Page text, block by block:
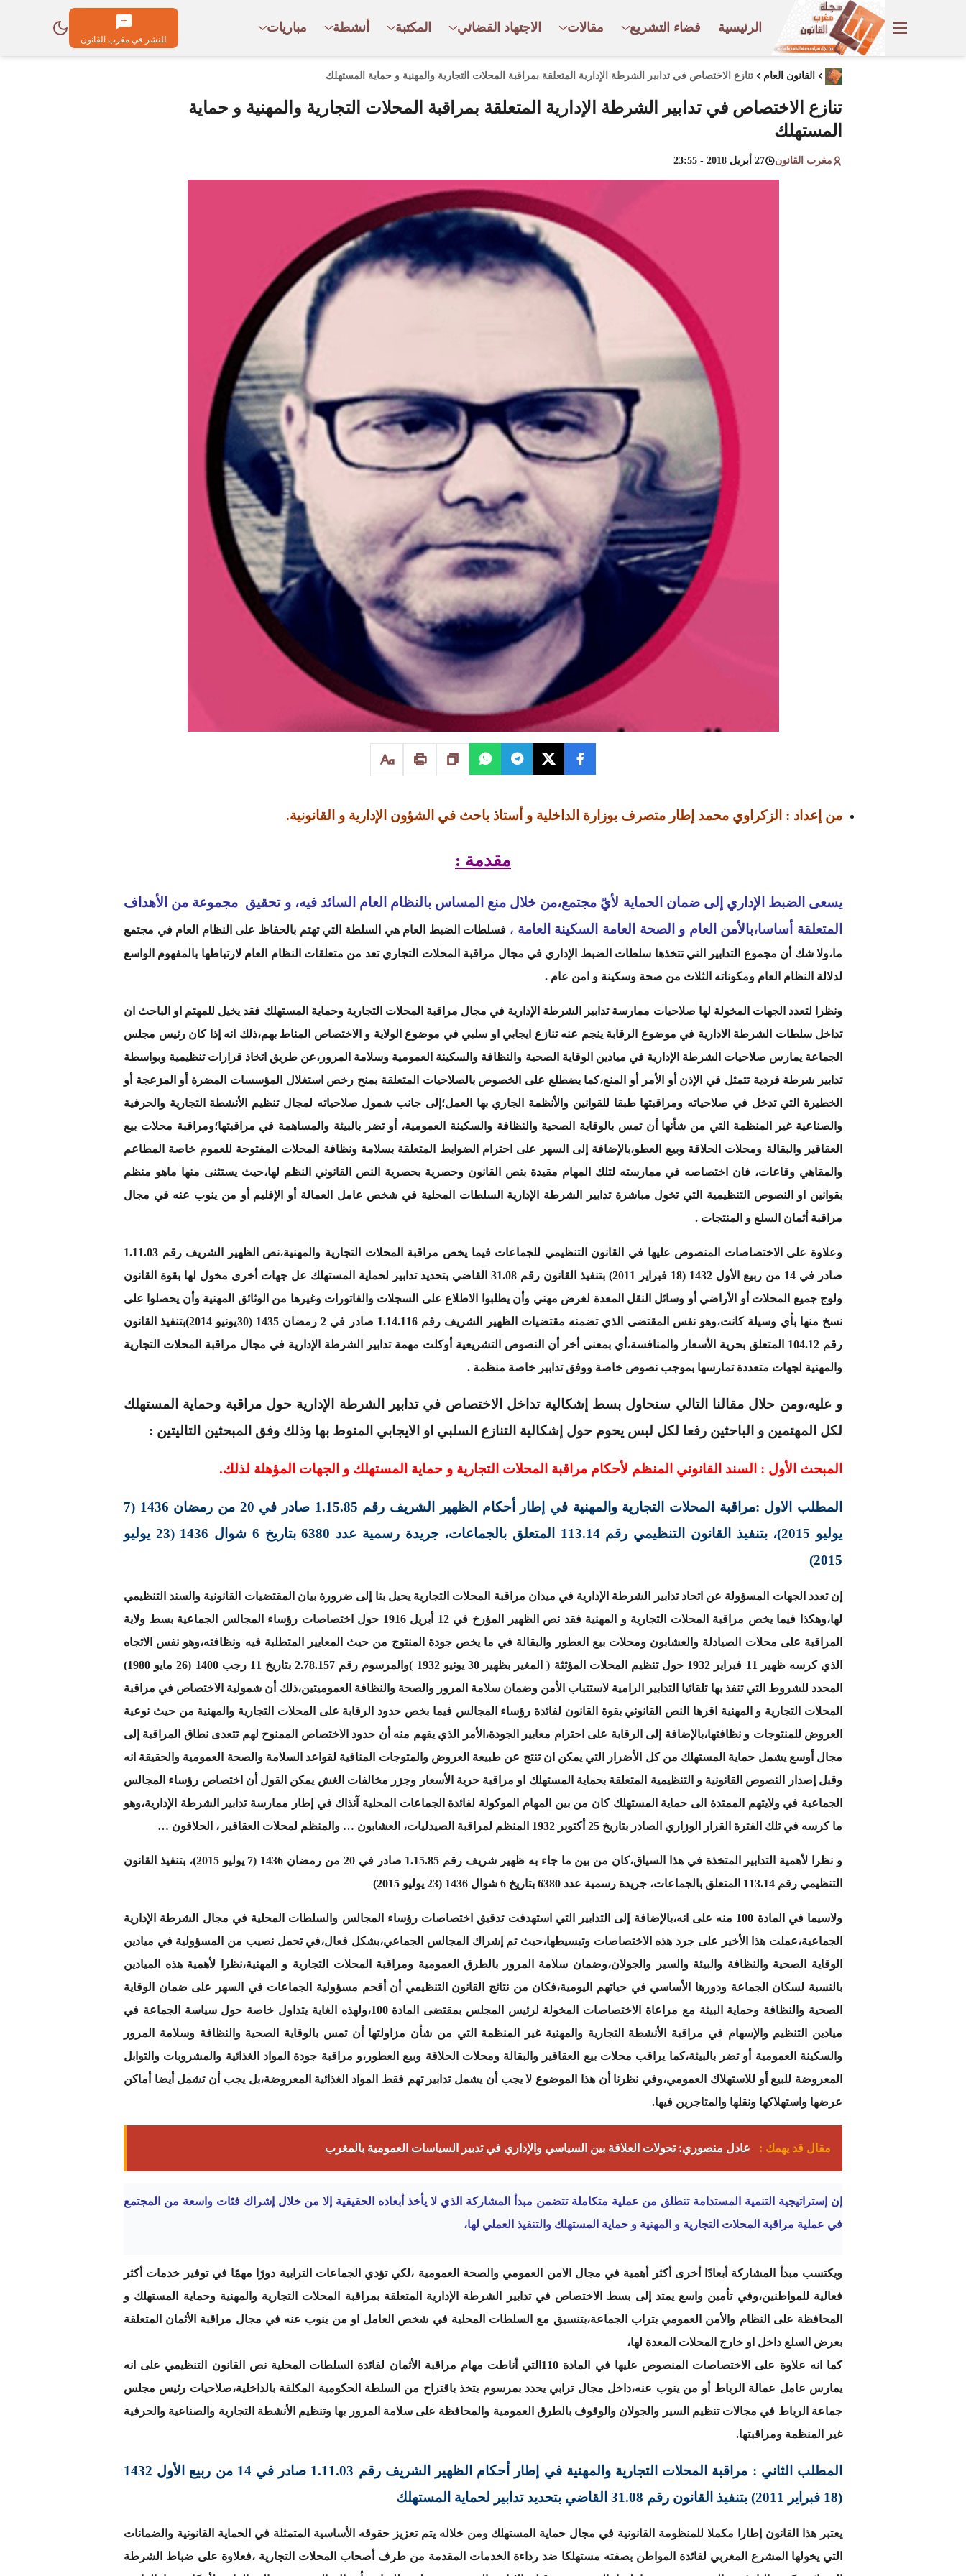
الرئيسية فضاء التشريع مقالات الاجتهاد القضائي المكتبة أنشطة مباريات
للنشر في مغرب القانون
القانون العام تنازع الاختصاص في تدابير الشرطة الإدارية المتعلقة بمراقبة المحلات التجارية والمهنية و حماية المستهلك
تنازع الاختصاص في تدابير الشرطة الإدارية المتعلقة بمراقبة المحلات التجارية والمهنية و حماية
المستهلك
مغرب القانون 27 أبريل 2018 - 23:55
من إعداد : الزكراوي محمد إطار متصرف بوزارة الداخلية و أستاذ باحث في الشؤون الإدارية و القانونية.
مقدمة :
يسعى الضبط الإداري إلى ضمان الحماية لأيّ مجتمع،من خلال منع المساس بالنظام العام السائد فيه، و تحقيق مجموعة من الأهداف
المتعلقة أساسا،بالأمن العام و الصحة العامة السكينة العامة ، فسلطات الضبط العام هي السلطة التي تهتم بالحفاظ على النظام العام في مجتمع
ما،ولا شك أن مجموع التدابير الني تتخذها سلطات الضبط الإداري في مجال مراقبة المحلات التجاري تعد من متعلقات النظام العام لارتباطها بالمفهوم الواسع
لدلالة النظام العام ومكوناته الثلاث من صحة وسكينة و امن عام .
ونظرا لتعدد الجهات المخولة لها صلاحيات ممارسة تدابير الشرطة الإدارية في مجال مراقبة المحلات التجارية وحماية المستهلك فقد يخيل للمهتم او الباحث ان
تداخل سلطات الشرطة الادارية في موضوع الرقابة ينجم عنه تنازع ايجابي او سلبي في موضوع الولاية و الاختصاص المناط بهم،ذلك انه إذا كان رئيس مجلس
الجماعة يمارس صلاحيات الشرطة الإدارية في ميادين الوقاية الصحية والنظافة والسكينة العمومية وسلامة المرور،عن طريق اتخاذ قرارات تنظيمية وبواسطة
تدابير شرطة فردية تتمثل في الإذن أو الأمر أو المنع،كما يضطلع على الخصوص بالصلاحيات المتعلقة بمنح رخص استغلال المؤسسات المضرة أو المزعجة أو
الخطيرة التي تدخل في صلاحياته ومراقبتها طبقا للقوانين والأنظمة الجاري بها العمل؛إلى جانب شمول صلاحياته لمجال تنظيم الأنشطة التجارية والحرفية
والصناعية غير المنظمة التي من شأنها أن تمس بالوقاية الصحية والنظافة والسكينة العمومية، أو تضر بالبيئة والمساهمة في مراقبتها؛ومراقبة محلات بيع
العقاقير والبقالة ومحلات الحلاقة وبيع العطو،بالإضافة إلى السهر على احترام الضوابط المتعلقة بسلامة ونظافة المحلات المفتوحة للعموم خاصة المطاعم
والمقاهي وقاعات، فان اختصاصه في ممارسته لتلك المهام مقيدة بنص القانون وحصرية بحصرية النص القانوني النظم لها،حيث يستثنى منها ماهو منظم
بقوانين او النصوص التنظيمية التي تخول مباشرة تدابير الشرطة الإدارية السلطات المحلية في شخص عامل العمالة أو الإقليم أو من ينوب عنه في مجال
مراقبة أثمان السلع و المنتجات .
وعلاوة على الاختصاصات المنصوص عليها في القانون التنظيمي للجماعات فيما يخص مراقبة المحلات التجارية والمهنية،نص الظهير الشريف رقم 1.11.03
صادر في 14 من ربيع الأول 1432 (18 فبراير 2011) بتنفيذ القانون رقم 31.08 القاضي بتحديد تدابير لحماية المستهلك عل جهات أخرى مخول لها بقوة القانون
ولوج جميع المحلات أو الأراضي أو وسائل النقل المعدة لغرض مهني وأن يطلبوا الاطلاع على السجلات والفاتورات وغيرها من الوثائق المهنية وأن يحصلوا على
نسخ منها بأي وسيلة كانت،وهو نفس المقتضى الذي تضمنه مقتضيات الظهير الشريف رقم 1.14.116 صادر في 2 رمضان 1435 (30يونيو 2014)بتنفيذ القانون
رقم 104.12 المتعلق بحرية الأسعار والمنافسة،أي بمعنى أخر أن النصوص التشريعية أوكلت مهمة تدابير الشرطة الإدارية في مجال مراقبة المحلات التجارية
والمهنية لجهات متعددة تمارسها بموجب نصوص خاصة ووفق تدابير خاصة منظمة .
و عليه،ومن حلال مقالنا التالي سنحاول بسط إشكالية تداخل الاختصاص في تدابير الشرطة الإدارية حول مراقبة وحماية المستهلك
لكل المهتمين و الباحثين رفعا لكل لبس يحوم حول إشكالية التنازع السلبي او الايجابي المنوط بها وذلك وفق المبحثين التاليتين :
المبحث الأول : السند القانوني المنظم لأحكام مراقبة المحلات التجارية و حماية المستهلك و الجهات المؤهلة لذلك.
المطلب الاول :مراقبة المحلات التجارية والمهنية في إطار أحكام الظهير الشريف رقم 1.15.85 صادر في 20 من رمضان 1436 (7
يوليو 2015)، بتنفيذ القانون التنظيمي رقم 113.14 المتعلق بالجماعات، جريدة رسمية عدد 6380 بتاريخ 6 شوال 1436 (23 يوليو
2015)
إن تعدد الجهات المسؤولة عن اتحاد تدابير الشرطة الإدارية في ميدان مراقبة المحلات التجارية يحيل بنا إلى ضرورة بيان المقتضيات القانونية والسند التنظيمي
لها،وهكذا فيما يخص مراقبة المحلات التجارية و المهنية فقد نص الظهير المؤرخ في 12 أبريل 1916 حول اختصاصات رؤساء المجالس الجماعية بسط ولاية
المراقبة على محلات الصيادلة والعشابون ومحلات بيع العطور والبقالة في ما يخص جودة المنتوج من حيث المعايير المتطلبة فيه ونظافته،وهو نفس الاتجاه
الذي كرسه ظهير 11 فبراير 1932 حول تنظيم المحلات المؤثثة ( المغير بظهير 30 يونيو 1932 )والمرسوم رقم 2.78.157 بتاريخ 11 رجب 1400 (26 مايو 1980)
المحدد للشروط التي تنفذ بها تلقائيا التدابير الرامية لاستتباب الأمن وضمان سلامة المرور والصحة والنظافة العموميتين،ذلك أن شمولية الاختصاص في مراقبة
المحلات التجارية و المهنية اقرها النص القانوني بقوة القانون لفائدة رؤساء المجالس فيما بخص حدود الرقابة على المحلات التجارية والمهنية من حيث نوعية
العروض للمنتوجات و نظافتها،بالإضافة إلى الرقابة على احترام معايير الجودة،الأمر الذي يفهم منه أن حدود الاختصاص الممنوح لهم تتعدى نطاق المراقبة إلى
مجال أوسع يشمل حماية المستهلك من كل الأضرار التي يمكن ان تنتج عن طبيعة العروض والمتوجات المنافية لقواعد السلامة والصحة العمومية والحقيقة انه
وقبل إصدار النصوص القانونية و التنظيمية المتعلقة بحماية المستهلك او مراقبة حرية الأسعار وجزر مخالفات الغش يمكن القول أن اختصاص رؤساء المجالس
الجماعية في ولايتهم الممتدة الى حماية المستهلك كان من بين المهام الموكولة لفائدة الجماعات المحلية آنذاك في إطار ممارسة تدابير الشرطة الإدارية،وهو
ما كرسه في تلك الفترة القرار الوزاري الصادر بتاريخ 25 أكتوبر 1932 المنظم لمراقبة الصيدليات، العشابون … والمنظم لمحلات العقاقير ، الحلاقون …
و نظرا لأهمية التدابير المتخذة في هذا السياق،كان من بين ما جاء به ظهير شريف رقم 1.15.85 صادر في 20 من رمضان 1436 (7 يوليو 2015)، بتنفيذ القانون
التنظيمي رقم 113.14 المتعلق بالجماعات، جريدة رسمية عدد 6380 بتاريخ 6 شوال 1436 (23 يوليو 2015)
ولاسيما في المادة 100 منه على انه،بالإضافة إلى التدابير التي استهدفت تدقيق اختصاصات رؤساء المجالس والسلطات المحلية في مجال الشرطة الإدارية
الجماعية،عملت هذا الأخير على جرد هذه الاختصاصات وتبسيطها،حيث تم إشراك المجالس الجماعي،بشكل فعال،في تحمل نصيب من المسؤولية في ميادين
الوقاية الصحية والنظافة والبيئة والسير والجولان،وضمان سلامة المرور بالطرق العمومية ومراقبة المحلات التجارية و المهنية،نظرا لأهمية هذه الميادين
بالنسبة لسكان الجماعة ودورها الأساسي في حياتهم اليومية،فكان من نتائج القانون التنظيمي أن أقحم مسؤولية الجماعات في السهر على ضمان الوقاية
الصحية والنظافة وحماية البيئة مع مراعاة الاختصاصات المخولة لرئيس المجلس بمقتضى المادة 100،ولهذه الغاية يتداول خاصة حول سياسة الجماعة في
ميادين التنظيم والإسهام في مراقبة الأنشطة التجارية والمهنية غير المنظمة التي من شأن مزاولتها أن تمس بالوقاية الصحية والنظافة وسلامة المرور
والسكينة العمومية أو تضر بالبيئة،كما يراقب محلات بيع العقاقير والبقالة ومحلات الحلاقة وبيع العطور،و مراقبة جودة المواد الغذائية والمشروبات والتوابل
المعروضة للبيع أو للاستهلاك العمومي،وفي نظرنا أن هذا الموضوع لا يجب أن يشمل تدابير تهم فقط المواد الغذائية المعروضة،بل يجب أن تشمل أيضا أماكن
عرضها واستهلاكها ونقلها والمتاجرين فيها.
مقال قد يهمك : عادل منصوري: تحولات العلاقة بين السياسي والإداري في تدبير السياسات العمومية بالمغرب
إن إستراتيجية التنمية المستدامة تنطلق من عملية متكاملة تتضمن مبدأ المشاركة الذي لا يأخذ أبعاده الحقيقية إلا من خلال إشراك فئات واسعة من المجتمع
في عملية مراقبة المحلات التجارية و المهنية و حماية المستهلك والتنفيذ العملي لها،
ويكتسب مبدأ المشاركة أبعادًا أخرى أكثر أهمية في مجال الامن العمومي والصحة العمومية ،لكي تؤدي الجماعات الترابية دورًا مهمًا في توفير خدمات أكثر
فعالية للمواطنين،وفي تأمين واسع يمتد إلى بسط الاختصاص في تدابير الشرطة الإدارية المتعلقة بمراقبة المحلات التجارية والمهنية وحماية المستهلك و
المحافظة على النظام والأمن العمومي بتراب الجماعة،بتنسيق مع السلطات المحلية في شخص العامل او من ينوب عنه في مجال مراقبة الأثمان المتعلقة
بعرض السلع داخل او خارج المحلات المعدة لها،
كما انه علاوة على الاختصاصات المنصوص عليها في المادة 110التي أناطت مهام مراقبة الأثمان لفائدة السلطات المحلية نص القانون التنظيمي على انه
يمارس عامل عمالة الرباط أو من ينوب عنه،داخل مجال ترابي يحدد بمرسوم يتخذ باقتراح من السلطة الحكومية المكلفة بالداخلية،صلاحيات رئيس مجلس
جماعة الرباط في مجالات تنظيم السير والجولان والوقوف بالطرق العمومية والمحافظة على سلامة المرور بها وتنظيم الأنشطة التجارية والصناعية والحرفية
غير المنظمة ومراقبتها.
المطلب الثاني : مراقبة المحلات التجارية والمهنية في إطار أحكام الظهير الشريف رقم 1.11.03 صادر في 14 من ربيع الأول 1432
(18 فبراير 2011) بتنفيذ القانون رقم 31.08 القاضي بتحديد تدابير لحماية المستهلك
يعتبر هذا القانون إطارا مكملا للمنظومة القانونية في مجال حماية المستهلك ومن خلاله يتم تعزيز حقوقه الأساسية المتمثلة في الحماية القانونية والضمانات
التي يخولها المشرع المغربي لفائدة المواطن بصفته مستهلكا ضد رداءة الخدمات المقدمة من طرف أصحاب المحلات التجارية ،فعلاوة على ضباط الشرطة